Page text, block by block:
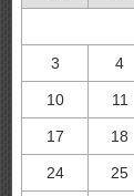
3 4
10 11
17 18
24 25